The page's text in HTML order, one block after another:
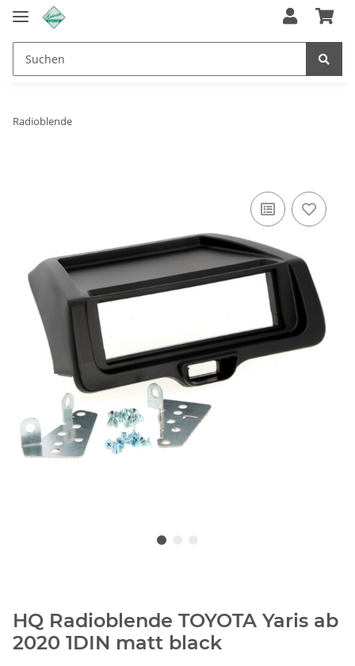
Radioblende
HQ Radioblende TOYOTA Yaris ab
2020 1DIN matt black